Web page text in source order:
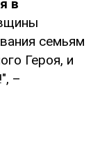
в
семьям
Героя, и
–